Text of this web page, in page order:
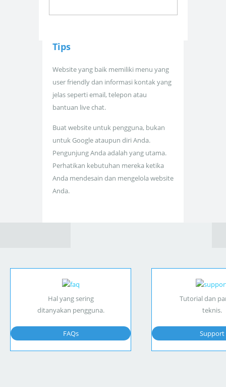
Tips
Website yang baik memiliki menu yang
user friendly dan informasi kontak yang
jelas seperti email, telepon atau
bantuan live chat.
Buat website untuk pengguna, bukan
untuk Google ataupun diri Anda.
Pengunjung Anda adalah yang utama.
Perhatikan kebutuhan mereka ketika
Anda mendesain dan mengelola website
Anda.
Hal yang sering
ditanyakan pengguna.
FAQs
Tutorial dan
teknis.
Support